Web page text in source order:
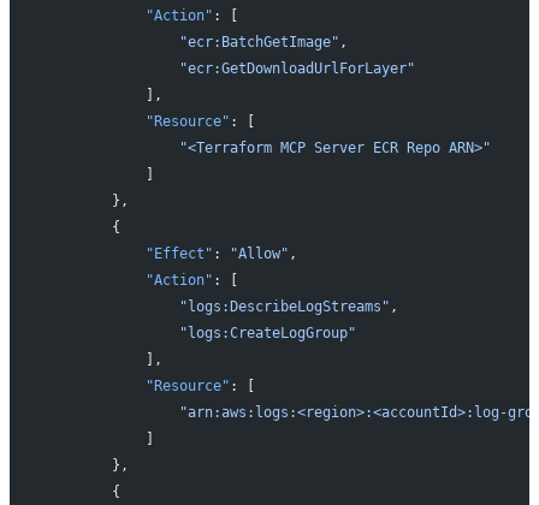
            "Action"
: [
                "ecr:BatchGetImage"
,
                "ecr:GetDownloadUrlForLayer"
            ],
            "Resource"
: [
                "<Terraform MCP Server ECR Repo ARN>"
        },
        {
            "Effect"
: "Allow" ,
            "Action"
: [
                "logs:DescribeLogStreams"
,
                "logs:CreateLogGroup"
            ],
            "Resource"
: [
"arn:aws:logs:<region>:<accountId>:log-
        },
        {